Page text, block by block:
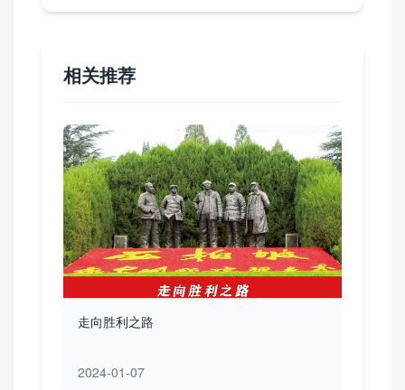
相关推荐
走向胜利之路
2024-01-07